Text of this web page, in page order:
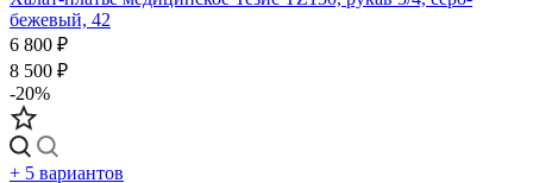
бежевый, 42
6 800 ₽
8 500 ₽
-20%
+ 5 вариантов